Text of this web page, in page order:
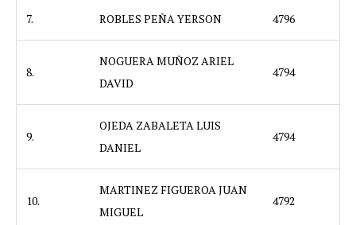
7. ROBLES PEÑA YERSON 4796
8.
NOGUERA MUÑOZ ARIEL
DAVID
4794
9.
OJEDA ZABALETA LUIS
DANIEL
4794
10.
MARTINEZ FIGUEROA JUAN
MIGUEL
4792